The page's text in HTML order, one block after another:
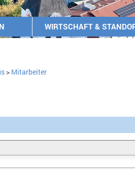
WIRTSCHAFT &
> Mitarbeiter